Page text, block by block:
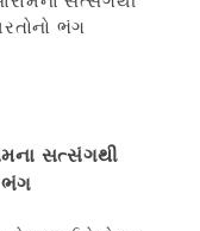
સત્સંગથી
ભંગ